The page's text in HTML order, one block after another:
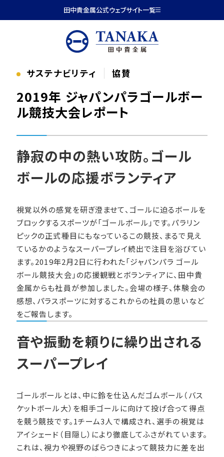
田中貴金属公式ウェブサイト一覧
サステナビリティ 協賛
2019年 ジャパンパラゴールボー
ル競技大会レポート
静寂の中の熱い攻防。ゴール
ボールの応援ボランティア
視覚以外の感覚を研ぎ澄ませて、ゴールに迫るボールを
ブロックするスポーツが「ゴールボール」です。パラリン
ピックの正式種目にもなっているこの競技、まるで見え
ているかのようなスーパープレイ続出で注目を浴びてい
ます。2019年2月2日に行われた「ジャパンパラ ゴール
ボール競技大会」の応援観戦とボランティアに、田中貴
金属からも社員が参加しました。会場の様子、体験会の
感想、パラスポーツに対するこれからの社員の思いなど
をご報告します。
音や振動を頼りに繰り出される
スーパープレイ
ゴールボールとは、中に鈴を仕込んだゴムボール（バス
ケットボール大）を相手ゴールに向けて投げ合って得点
を競う競技です。1チーム3人で構成され、選手の視覚は
アイシェード（目隠し）により徹底してふさがれています。
これは、視力や視野のばらつきによって競技力に差を出